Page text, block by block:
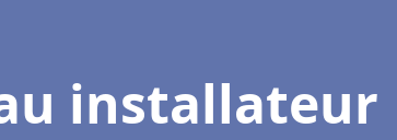
installateur